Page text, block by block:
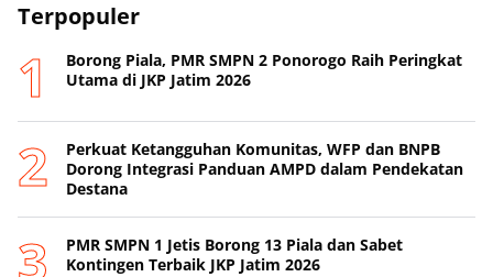
Terpopuler
Borong Piala, PMR SMPN 2 Ponorogo Raih Peringkat
Utama di JKP Jatim 2026
Perkuat Ketangguhan Komunitas, WFP dan BNPB
Dorong Integrasi Panduan AMPD dalam Pendekatan
Destana
PMR SMPN 1 Jetis Borong 13 Piala dan Sabet
Kontingen Terbaik JKP Jatim 2026